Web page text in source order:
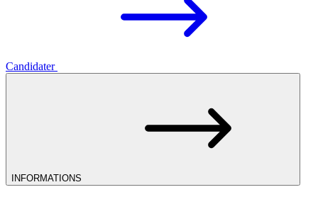
Candidater
INFORMATIONS